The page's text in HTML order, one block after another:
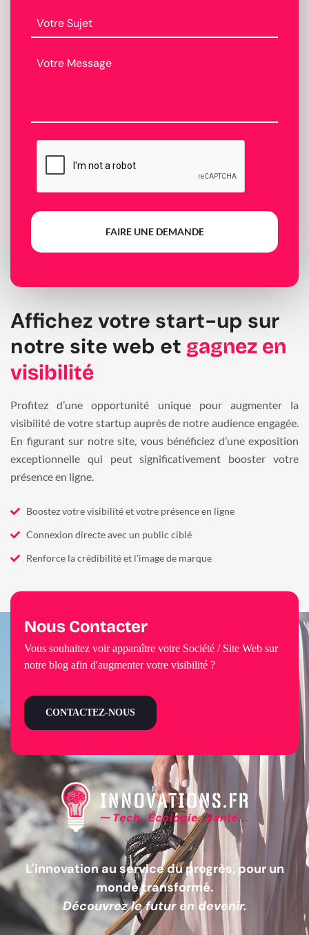
FAIRE UNE DEMANDE
Affichez votre start-up sur
notre site web et gagnez en
visibilité
Profitez d’une opportunité unique pour augmenter la
visibilité de votre startup auprès de notre audience engagée.
En figurant sur notre site, vous bénéficiez d’une exposition
exceptionnelle qui peut significativement booster votre
présence en ligne.
Boostez votre visibilité et votre présence en ligne
Connexion directe avec un public ciblé
Renforce la crédibilité et l'image de marque
L'innovation au service du progrès, pour un
monde transformé.
Découvrez le futur en devenir.
Nous Contacter
Vous souhaitez voir apparaître votre Société / Site Web sur
notre blog afin d'augmenter votre visibilité ?
CONTACTEZ-NOUS